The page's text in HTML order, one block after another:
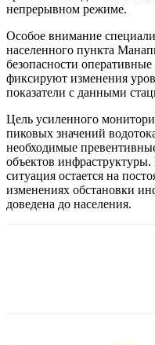
непрерывном режиме.
Особое внимание
населенного пункта
безопасности
фиксируют изменения
показатели с данными
Цель усиленного
пиковых значений
необходимые
объектов
ситуация остается на
изменениях обстановки
доведена до населения.